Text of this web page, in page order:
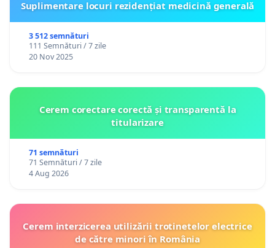
calității actului educațional și destabilizarea
resursei umane din sistem reprezintă măsuri
cu efecte grave și de lungă durată asupra
plurilingvismul reprezintă instrumente
esențiale pentru integrarea europeană,
la patrimoniul cultural european și dezvoltarea
relațiilor internaționale și economice.
SOLICITĂM ORGANIZAREA UNEI CONSULTĂRI REALE
CU ORGANIZAȚIILE PROFESIONALE ȘI SINDICALE
ÎNAINTEA ADOPTĂRII ORICĂROR MĂSURI CU
Suplimentare locuri rezidențiat medicină generală
3 512 semnături
111 Semnături / 7 zile
20 Nov 2025
Cerem corectare corectă și transparentă la
titularizare
71 semnături
71 Semnături / 7 zile
4 Aug 2026
Cerem interzicerea utilizării trotinetelor electrice
de către minori în România